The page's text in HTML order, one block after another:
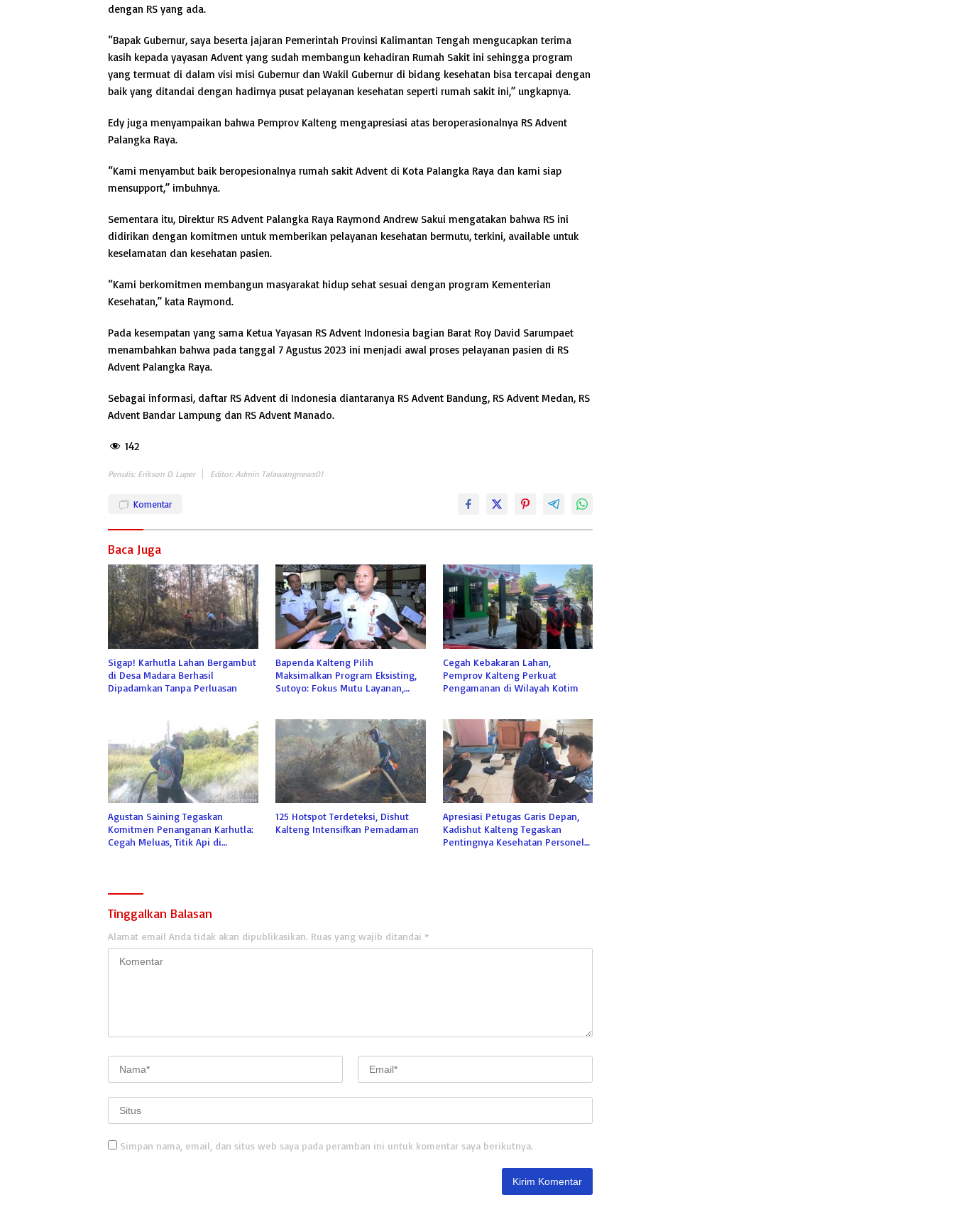
dengan RS yang ada.
“Bapak Gubernur, saya beserta jajaran Pemerintah Provinsi Kalimantan Tengah mengucapkan terima
kasih kepada yayasan Advent yang sudah membangun kehadiran Rumah Sakit ini sehingga program
yang termuat di dalam visi misi Gubernur dan Wakil Gubernur di bidang kesehatan bisa tercapai dengan
baik yang ditandai dengan hadirnya pusat pelayanan kesehatan seperti rumah sakit ini,” ungkapnya.
Edy juga menyampaikan bahwa Pemprov Kalteng mengapresiasi atas beroperasionalnya RS Advent
Palangka Raya.
“Kami menyambut baik beropesionalnya rumah sakit Advent di Kota Palangka Raya dan kami siap
mensupport,” imbuhnya.
Sementara itu, Direktur RS Advent Palangka Raya Raymond Andrew Sakui mengatakan bahwa RS ini
didirikan dengan komitmen untuk memberikan pelayanan kesehatan bermutu, terkini, available untuk
keselamatan dan kesehatan pasien.
“Kami berkomitmen membangun masyarakat hidup sehat sesuai dengan program Kementerian
Kesehatan,” kata Raymond.
Pada kesempatan yang sama Ketua Yayasan RS Advent Indonesia bagian Barat Roy David Sarumpaet
menambahkan bahwa pada tanggal 7 Agustus 2023 ini menjadi awal proses pelayanan pasien di RS
Advent Palangka Raya.
Sebagai informasi, daftar RS Advent di Indonesia diantaranya RS Advent Bandung, RS Advent Medan, RS
Advent Bandar Lampung dan RS Advent Manado.
142
Penulis: Erikson D. Luper Editor: Admin Talawangnews01
Komentar
Baca Juga
Sigap! Karhutla Lahan Bergambut
di Desa Madara Berhasil
Dipadamkan Tanpa Perluasan
Bapenda Kalteng Pilih
Maksimalkan Program Eksisting,
Sutoyo: Fokus Mutu Layanan,
Cegah Kebakaran Lahan,
Pemprov Kalteng Perkuat
Pengamanan di Wilayah Kotim
Agustan Saining Tegaskan
Komitmen Penanganan Karhutla:
Cegah Meluas, Titik Api di
125 Hotspot Terdeteksi, Dishut
Kalteng Intensifkan Pemadaman
Apresiasi Petugas Garis Depan,
Kadishut Kalteng Tegaskan
Pentingnya Kesehatan Personel
Tinggalkan Balasan
Alamat email Anda tidak akan dipublikasikan. Ruas yang wajib ditandai *
Simpan nama, email, dan situs web saya pada peramban ini untuk komentar saya berikutnya.